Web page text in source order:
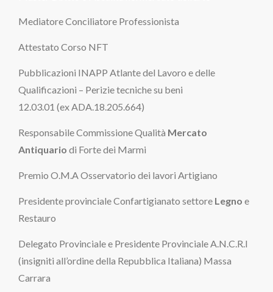
Mediatore Conciliatore Professionista
Attestato Corso NFT
Pubblicazioni INAPP Atlante del Lavoro e delle
Qualificazioni – Perizie tecniche su beni
12.03.01 (ex ADA.18.205.664)
Responsabile Commissione Qualità Mercato
Antiquario di Forte dei Marmi
Premio O.M.A Osservatorio dei lavori Artigiano
Presidente provinciale Confartigianato settore Legno e
Restauro
Delegato Provinciale e Presidente Provinciale A.N.C.R.I
(insigniti all’ordine della Repubblica Italiana) Massa
Carrara